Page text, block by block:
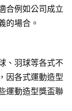
合例如公司成立
的場合。
、羽球等各式不
因各式運動造型
運動造型獎盃聯